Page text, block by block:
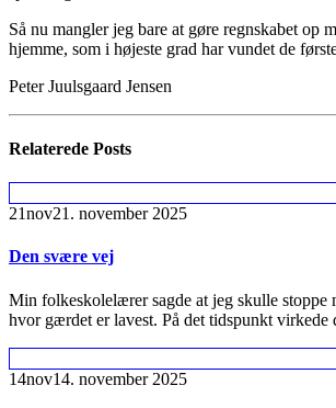
Så nu mangler jeg bare at gøre regnskabet op
hjemme, som i højeste grad har vundet de
Peter Juulsgaard Jensen
Relaterede Posts
21nov21. november 2025
Den svære vej
Min folkeskolelærer sagde at jeg skulle stoppe
hvor gærdet er lavest. På det tidspunkt virkede
14nov14. november 2025